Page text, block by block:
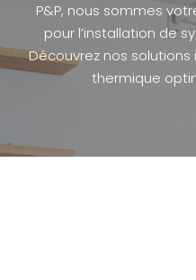
P&P, nous sommes
pour l’installation de
Découvrez nos
thermique